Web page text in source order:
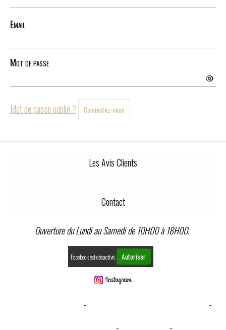
Email
Mot de passe
Mot de passe oublié ? Connectez-vous
Les Avis Clients
Contact
Ouverture du Lundi au Samedi de 10H00 à 18H00.
Facebook est désactivé. Autoriser